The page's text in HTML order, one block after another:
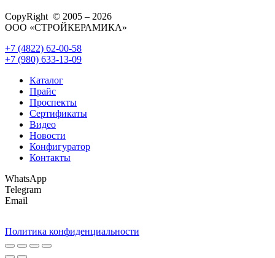
CopyRight © 2005 – 2026
ООО «СТРОЙКЕРАМИКА»
+7 (4822) 62-00-58
+7 (980) 633-13-09
Каталог
Прайс
Проспекты
Сертификаты
Видео
Новости
Конфигуратор
Контакты
WhatsApp
Telegram
Email
Политика конфиденциальности